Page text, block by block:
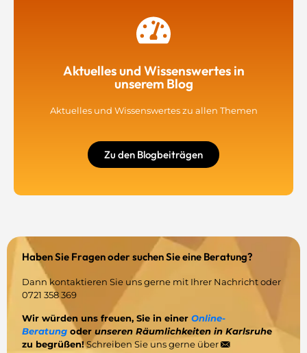
Aktuelles und Wissenswertes in
unserem Blog
Aktuelles und Wissenswertes zu allen Themen
Zu den Blogbeiträgen
Haben Sie Fragen oder suchen Sie eine Beratung?
Dann kontaktieren Sie uns gerne mit Ihrer Nachricht oder
0721 358 369
Wir würden uns freuen, Sie in einer Online-
Beratung oder unseren Räumlichkeiten in Karlsruhe
zu begrüßen!Schreiben Sie uns gerne über